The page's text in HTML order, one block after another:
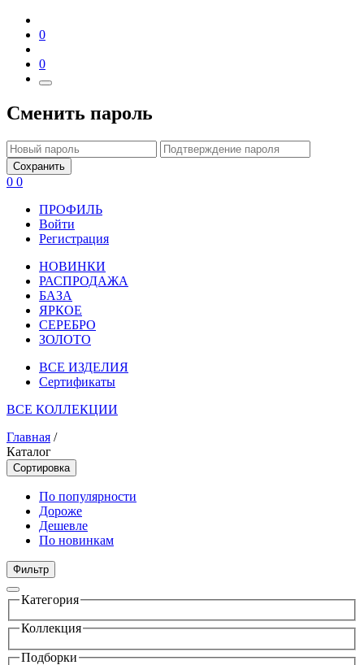
0
0
Сменить пароль
Сохранить
0 0
ПРОФИЛЬ
Войти
Регистрация
НОВИНКИ
РАСПРОДАЖА
БАЗА
ЯРКОЕ
СЕРЕБРО
ЗОЛОТО
ВСЕ ИЗДЕЛИЯ
Сертификаты
ВСЕ КОЛЛЕКЦИИ
Главная /
Каталог
Сортировка
По популярности
Дороже
Дешевле
По новинкам
Фильтр
Категория
Коллекция
Подборки